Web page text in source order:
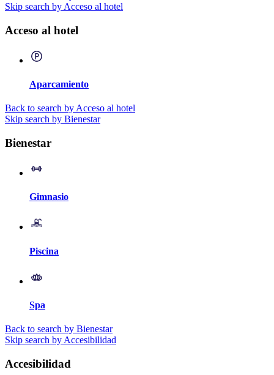
Skip search by Acceso al hotel
Acceso al hotel
Aparcamiento
Back to search by Acceso al hotel
Skip search by Bienestar
Bienestar
Gimnasio
Piscina
Spa
Back to search by Bienestar
Skip search by Accesibilidad
Accesibilidad